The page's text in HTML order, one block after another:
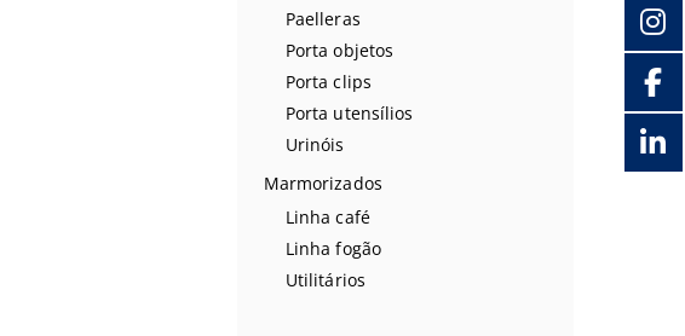
Paelleras
Porta objetos
Porta clips
Porta utensílios
Urinóis
Marmorizados
Linha café
Linha fogão
Utilitários